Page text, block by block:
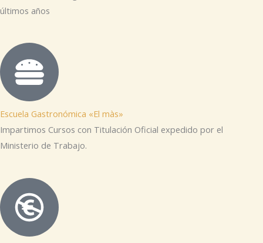
últimos años
Escuela Gastronómica «El màs»
Impartimos Cursos con Titulación Oficial expedido por el
Ministerio de Trabajo.